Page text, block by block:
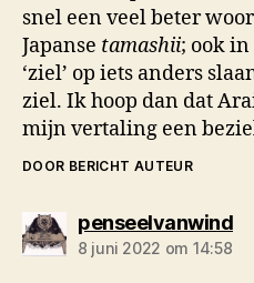
snel een veel beter
Japanse tamashii; ook
‘ziel’ op iets anders
ziel. Ik hoop dan dat
mijn vertaling een
DOOR BERICHT AUTEUR
penseelvanwind
8 juni 2022 om 14:58